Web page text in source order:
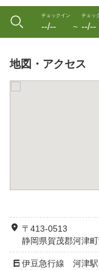
チェックイン
--/-- 〜
チェッ
--/--
地図・アクセス
〒413-0513
静岡県賀茂郡河津
伊豆急行線 河津駅